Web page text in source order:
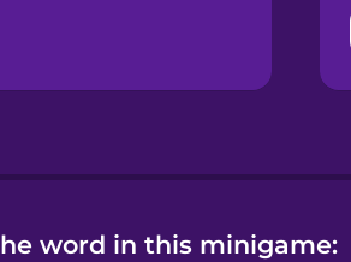
word in this minigame: